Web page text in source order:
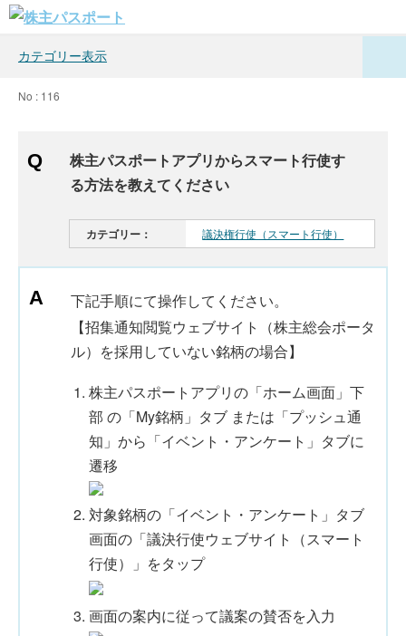
カテゴリー表示
No : 116
株主パスポートアプリからスマート行使す
る方法を教えてください
カテゴリー： 議決権行使（スマート行使）
下記手順にて操作してください。
【招集通知閲覧ウェブサイト（株主総会ポータ
ル）を採用していない銘柄の場合】
株主パスポートアプリの「ホーム画面」下
部 の「My銘柄」タブ または「プッシュ通
知」から「イベント・アンケート」タブに
遷移
対象銘柄の「イベント・アンケート」タブ
画面の「議決行使ウェブサイト（スマート
行使）」をタップ
画面の案内に従って議案の賛否を入力